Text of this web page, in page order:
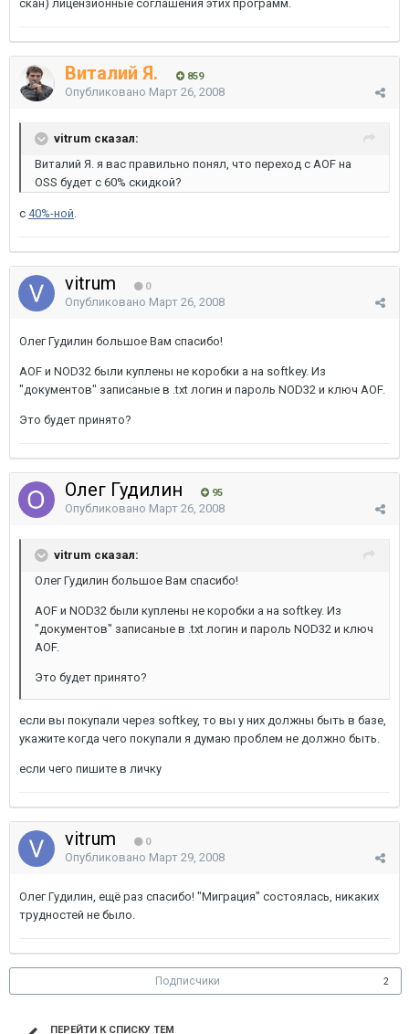
скан) лицензионные соглашения этих программ.
Виталий Я. 859
Опубликовано Март 26, 2008
vitrum сказал:
Виталий Я. я вас правильно понял, что переход с AOF на
OSS будет с 60% скидкой?
с 40%-ной.
vitrum 0
Опубликовано Март 26, 2008
Олег Гудилин большое Вам спасибо!
AOF и NOD32 были куплены не коробки а на softkey. Из
"документов" записаные в .txt логин и пароль NOD32 и ключ AOF.
Это будет принято?
Олег Гудилин 95
Опубликовано Март 26, 2008
vitrum сказал:
Олег Гудилин большое Вам спасибо!
AOF и NOD32 были куплены не коробки а на softkey. Из
"документов" записаные в .txt логин и пароль NOD32 и ключ
AOF.
Это будет принято?
если вы покупали через softkey, то вы у них должны быть в базе,
укажите когда чего покупали я думаю проблем не должно быть.
если чего пишите в личку
vitrum 0
Опубликовано Март 29, 2008
Олег Гудилин, ещё раз спасибо! "Миграция" состоялась, никаких
трудностей не было.
Подписчики 2
ПЕРЕЙТИ К СПИСКУ ТЕМ